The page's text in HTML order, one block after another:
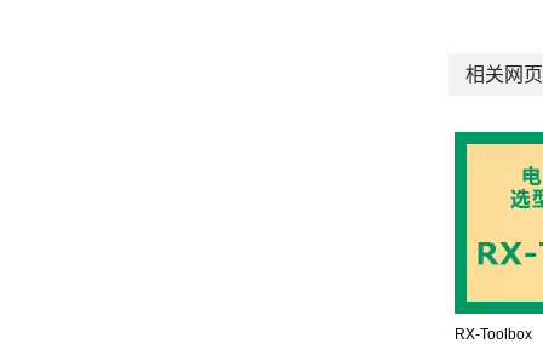
相关网页
RX-Toolbox